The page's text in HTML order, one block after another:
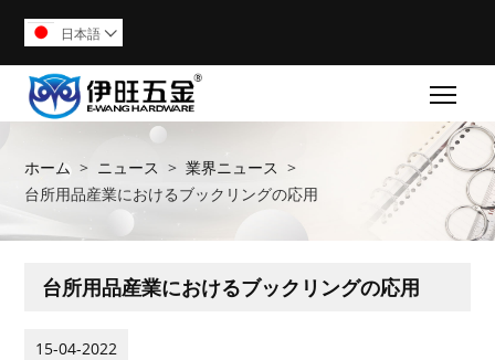
日本語 
ホーム > ニュース > 業界ニュース >
台所用品産業におけるブックリングの応用
台所用品産業におけるブックリングの応用
15-04-2022